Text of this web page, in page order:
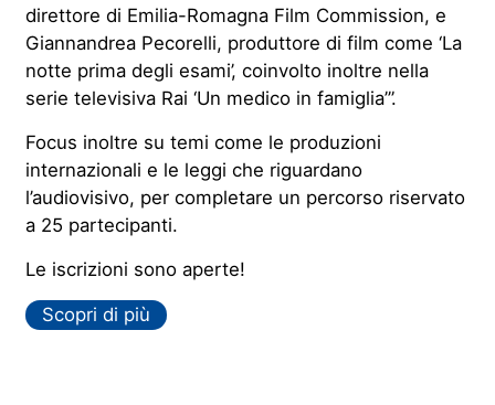
direttore di Emilia-Romagna Film Commission, e
Giannandrea Pecorelli, produttore di film come ‘La
notte prima degli esami’, coinvolto inoltre nella
serie televisiva Rai ‘Un medico in famiglia’”.
Focus inoltre su temi come le produzioni
internazionali e le leggi che riguardano
l’audiovisivo, per completare un percorso riservato
a 25 partecipanti.
Le iscrizioni sono aperte!
Scopri di più